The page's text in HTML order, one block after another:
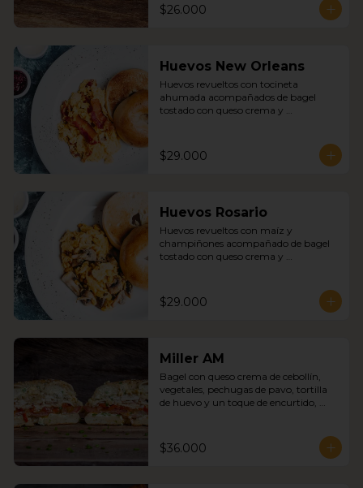
$26.000
Huevos New Orleans
Huevos revueltos con tocineta
ahumada acompañados de bagel
tostado con queso crema y
$29.000
Huevos Rosario
Huevos revueltos con maíz y
champiñones acompañado de bagel
tostado con queso crema y
$29.000
Miller AM
Bagel con queso crema de cebollín,
vegetales, pechugas de pavo, tortilla
de huevo y un toque de encurtido,
$36.000